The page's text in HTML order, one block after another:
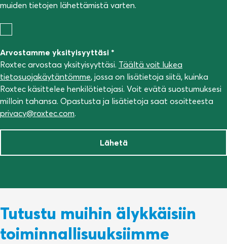
muiden tietojen lähettämistä varten.
Arvostamme yksityisyyttäsi *
Roxtec arvostaa yksityisyyttäsi. Täältä voit lukea
tietosuojakäytäntömme, jossa on lisätietoja siitä, kuinka
Roxtec käsittelee henkilötietojasi. Voit evätä suostumuksesi
milloin tahansa. Opastusta ja lisätietoja saat osoitteesta
privacy@roxtec.com.
Lähetä
Tutustu muihin älykkäisiin
toiminnallisuuksiimme